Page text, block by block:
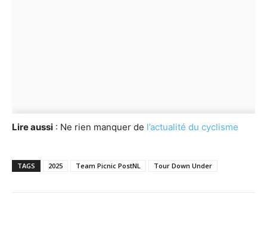
Lire aussi : Ne rien manquer de l’actualité du cyclisme
TAGS 2025 Team Picnic PostNL Tour Down Under